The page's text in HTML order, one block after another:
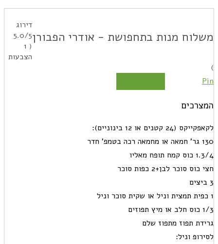
משלוח מנות בתחפושת - אודרי הפבורן
דירוג
5.0/5
(
1
הצבעות
)
Pin
המצרכים
לקאפקייקס (24 קטנים או 12 בינוניים):
130 גר' חמאה או מחמאה רכה בטמפ' חדר
1.3/4 כוס קמח תופח מאליו
חצי כוס סוכר לבן+2 כפות סוכר
3 ביצים
1 כפית תמצית וניל או שקית סוכר וניל
1/3 כוס חלב או מיץ תפוזים
גרידת תפוז מתפוז שלם
לסירופ וניל: